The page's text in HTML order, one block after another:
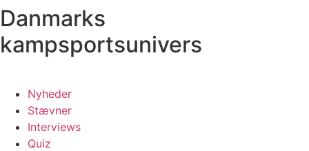
Videre
til
indhold
Danmarks
kampsportsunivers
Nyheder
Stævner
Interviews
Quiz